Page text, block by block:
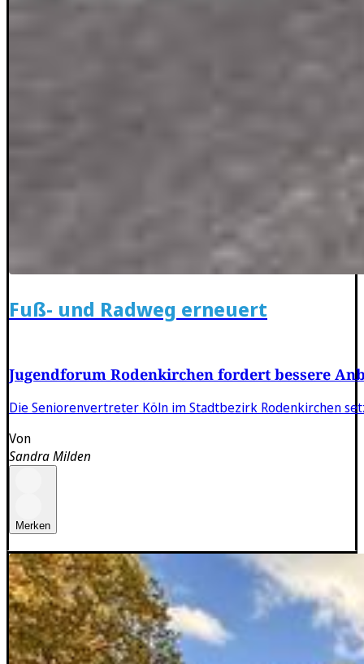
Fuß- und Radweg erneuert
Jugendforum Rodenkirchen fordert bessere
Die Seniorenvertreter Köln im Stadtbezirk Rodenkirchen
Von
Sandra Milden
Merken